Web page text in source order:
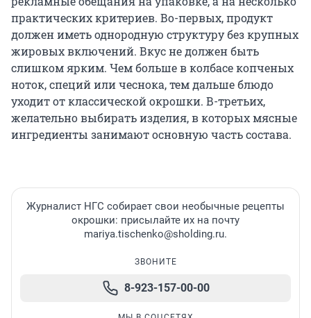
практических критериев. Во-первых, продукт
должен иметь однородную структуру без крупных
жировых включений. Вкус не должен быть
слишком ярким. Чем больше в колбасе копченых
ноток, специй или чеснока, тем дальше блюдо
уходит от классической окрошки. В-третьих,
желательно выбирать изделия, в которых мясные
ингредиенты занимают основную часть состава.
Журналист НГС собирает свои необычные рецепты
окрошки: присылайте их на почту
mariya.tischenko@sholding.ru.
ЗВОНИТЕ
8-923-157-00-00